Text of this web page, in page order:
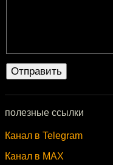
полезные ссылки
Канал в Telegram
Канал в MAX